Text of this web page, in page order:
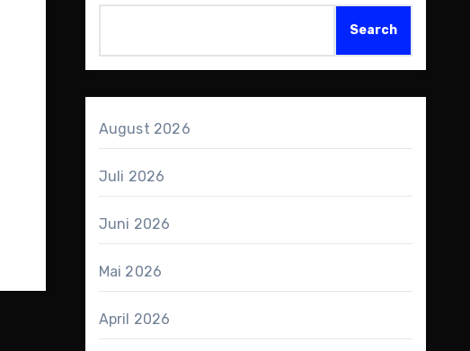
Search
August 2026
Juli 2026
Juni 2026
Mai 2026
April 2026